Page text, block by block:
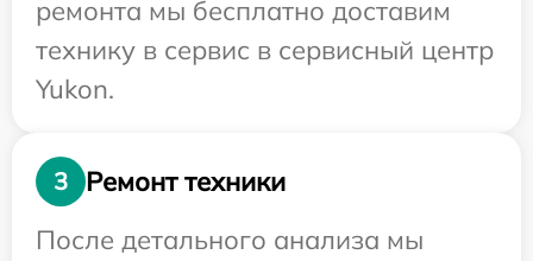
ремонта мы бесплатно доставим
технику в сервис в сервисный центр
Yukon.
3
Ремонт техники
После детального анализа мы